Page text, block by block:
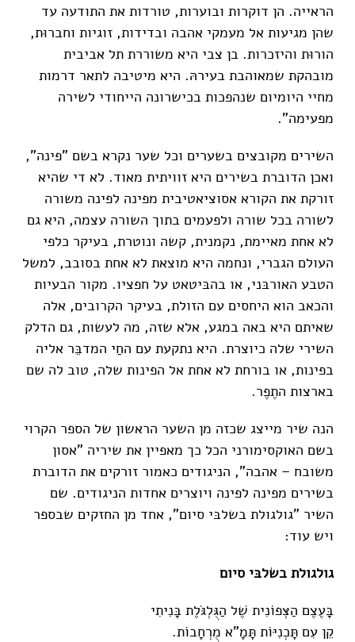
הראייה. הן דוקרות ובוערות, טורדות את התודעה עד
שהן מגיעות אל מעמקי אהבה ובדידות, זוגיות וחברוּת,
הורוּת והיזכרות. בן צבי היא משוררת תל אביבית
מובהקת שמאוהבת בעירהּ. היא מיטיבה לתאר דרמות
מחיי היומיום שנהפכות בכישרונה הייחודי לשירה
מפעימה".
השירים מקובצים בשערים וכל שער נקרא בשם "פינה",
ואכן הדוברת בשירים היא זוויתית מאוד. לא די שהיא
זורקת את הקורא אסוציאטיבית מפינה לפינה משורה
לשורה בכל שורה ולפעמים בתוך השורה עצמה, היא גם
לא אחת מאיימת, נקמנית, קשה ונוטרת, בעיקר כלפי
העולם הגברי, ונחמה היא מוצאת לא אחת בסובב, למשל
הטבע האורבּני, או בהבּיטאט על חפציו. מקור הבעיות
והכאב הוא היחסים עם הזולת, בעיקר הקרובים, אלה
שאיתם היא באה במגע, אלא שזה, מה לעשות, גם הדלק
השירי שלה כיוצרת. היא נתקעת עם החַי המדבֵּר אליה
בפינות, או בורחת לא אחת אל הפינות שלה, טוב לה שם
בארצות התֶפֶר.
הנה שיר מייצג שכזה מן השער הראשון של הספר הקרוי
בשם האוקסימורני הכל כך מאפיין את שיריה "אסון
משובח – אהבה", הניגודים כאמור זורקים את הדוברת
בשירים מפינה לפינה ויוצרים אחדות הניגודים. שם
השיר "גולגולת בשלבּי סיום", אחד מן החזקים שבספר
ויש עוד:
גולגולת בשלבּי סיום
בָּעֶצֶם הַצְּפוֹנִית שֶׁל הַגֻּלְגֹּלֶת בָּנִיתִי
קֵן עִם תָּכְנִיּוֹת תָּמָ"א מֻרְחָבוֹת.